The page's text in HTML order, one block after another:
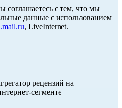
соглашаетесь с тем, что мы
данные с использованием
, LiveInternet.
рецензий на
сегменте